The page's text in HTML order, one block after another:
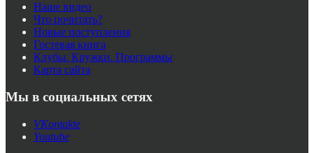
Наше видео
Что почитать?
Новые поступления
Гостевая книга
Клубы. Кружки. Программы
Карта сайта
Мы в социальных сетях
VKontakte
Youtube